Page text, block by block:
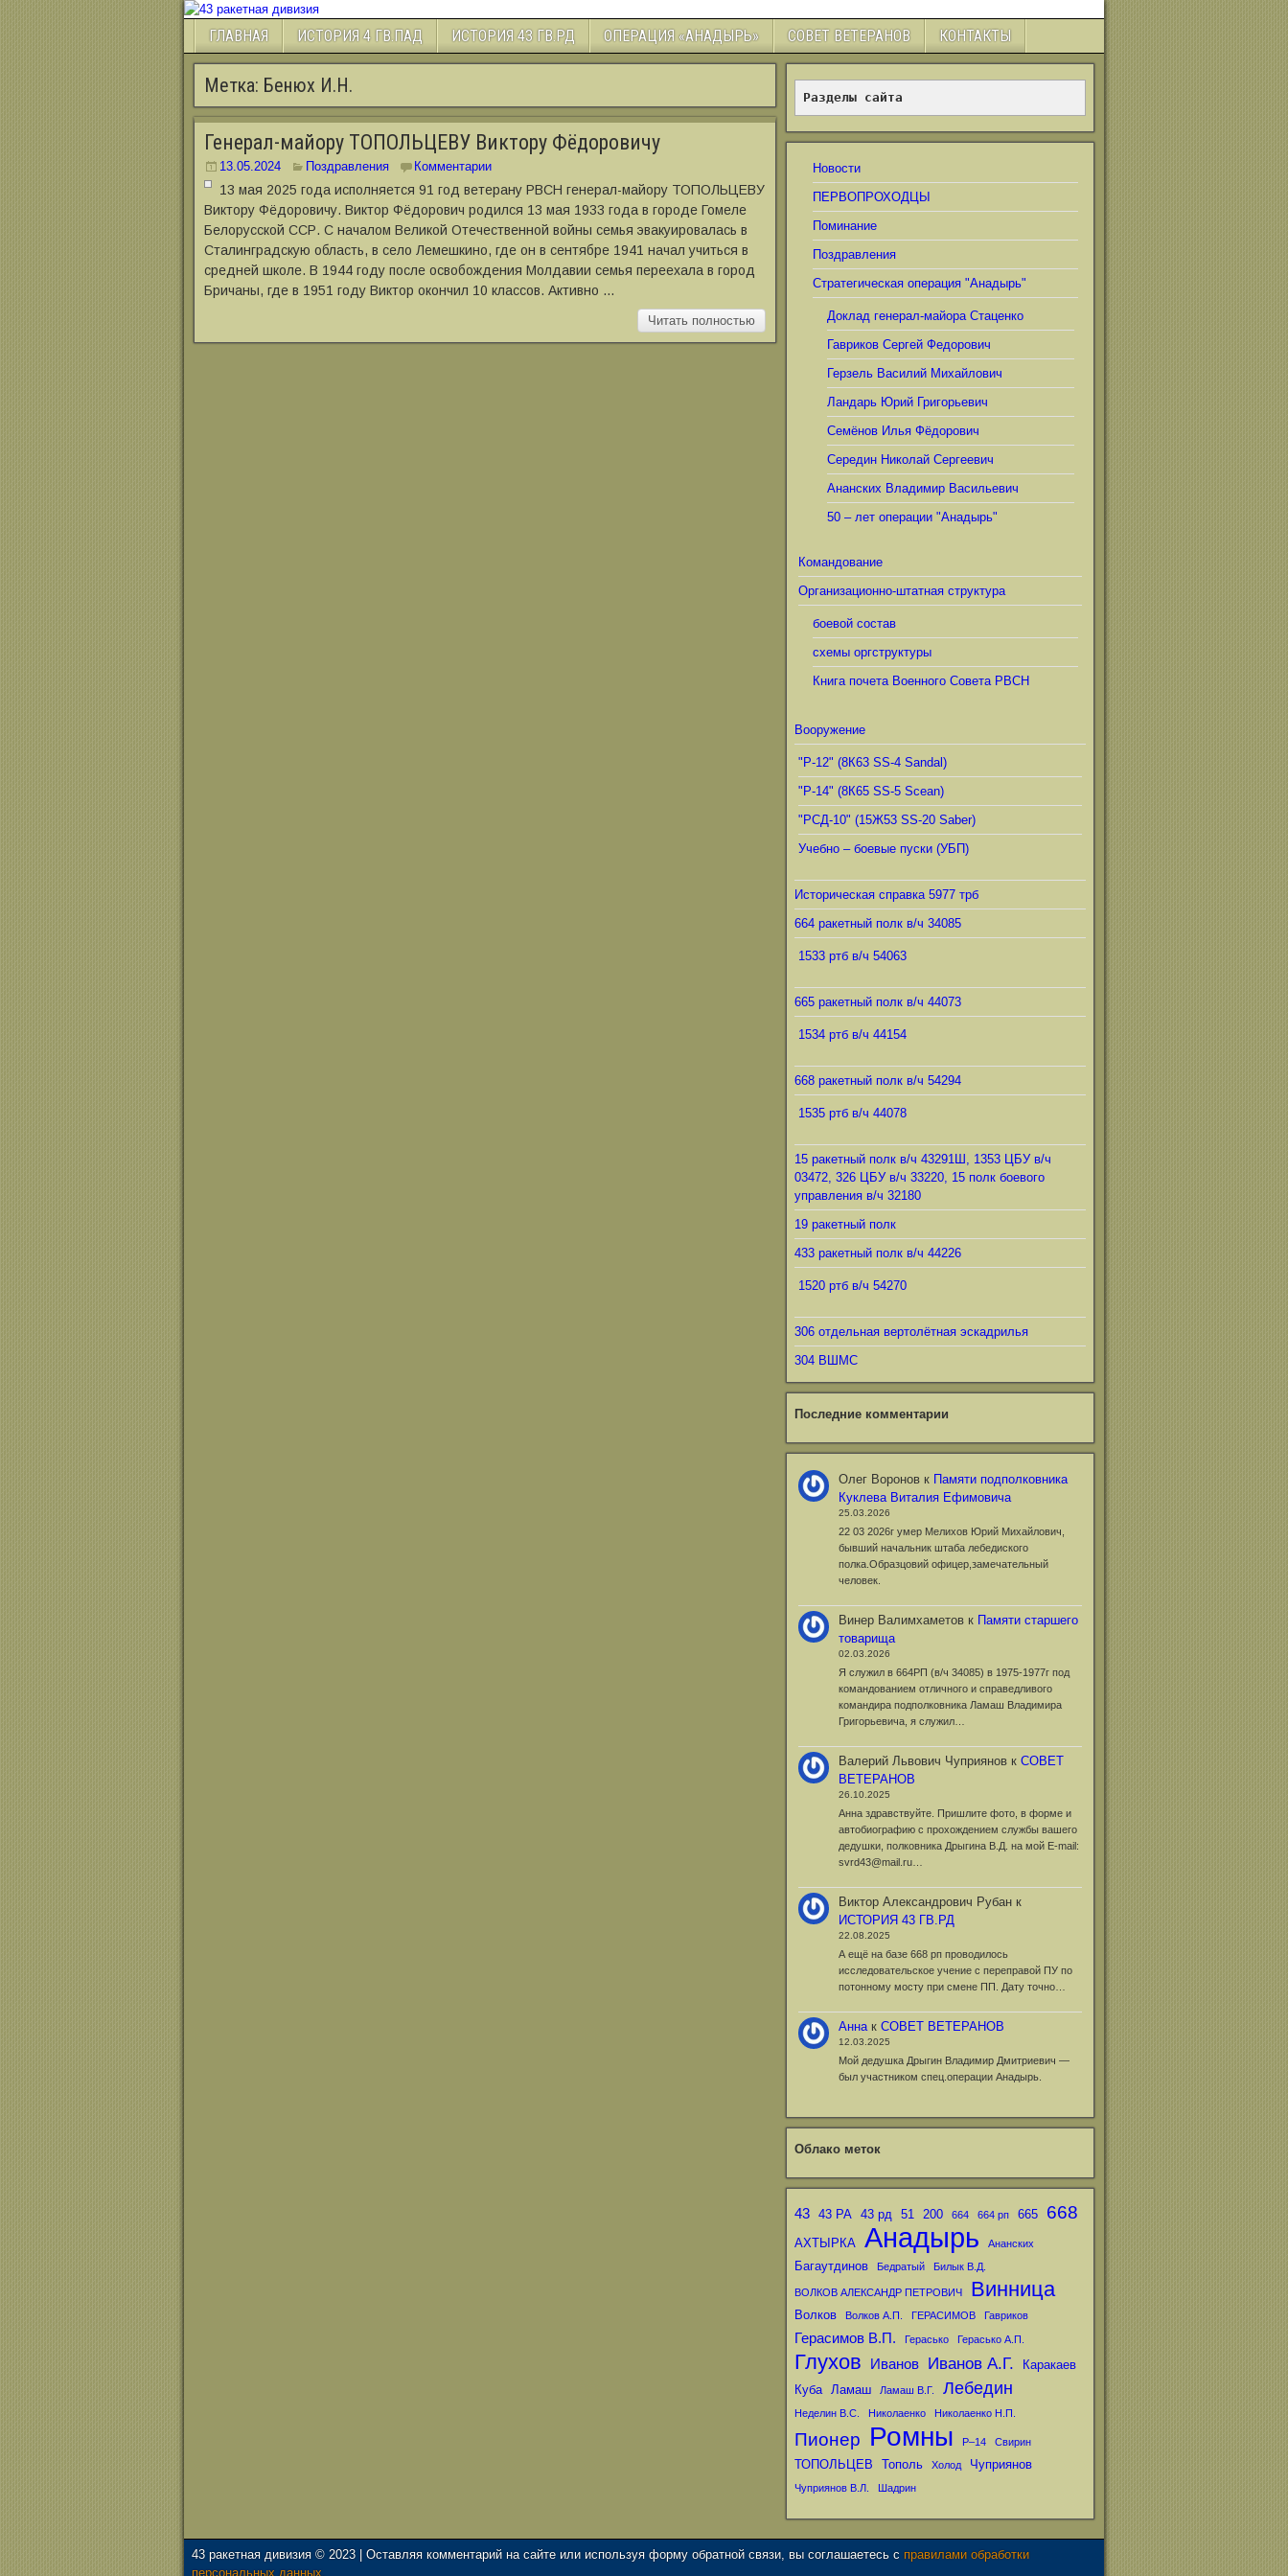
ГЛАВНАЯ ИСТОРИЯ 4 ГВ.ПАД ИСТОРИЯ 43 ГВ.РД ОПЕРАЦИЯ «АНАДЫРЬ» СОВЕТ ВЕТЕРАНОВ КОНТАКТЫ
Метка: Бенюх И.Н.
Генерал-майору ТОПОЛЬЦЕВУ Виктору Фёдоровичу
13.05.2024 Поздравления Комментарии
13 мая 2025 года исполняется 91 год ветерану РВСН генерал-майору ТОПОЛЬЦЕВУ
Виктору Фёдоровичу. Виктор Фёдорович родился 13 мая 1933 года в городе Гомеле
Белорусской ССР. С началом Великой Отечественной войны семья эвакуировалась в
Сталинградскую область, в село Лемешкино, где он в сентябре 1941 начал учиться в
средней школе. В 1944 году после освобождения Молдавии семья переехала в город
Бричаны, где в 1951 году Виктор окончил 10 классов. Активно …
Читать полностью
Разделы сайта
Новости
ПЕРВОПРОХОДЦЫ
Поминание
Поздравления
Стратегическая операция "Анадырь"
Доклад генерал-майора Стаценко
Гавриков Сергей Федорович
Герзель Василий Михайлович
Ландарь Юрий Григорьевич
Семёнов Илья Фёдорович
Середин Николай Сергеевич
Ананских Владимир Васильевич
50 – лет операции "Анадырь"
Командование
Организационно-штатная структура
боевой состав
схемы оргструктуры
Книга почета Военного Совета РВСН
Вооружение
"Р-12" (8К63 SS-4 Sandal)
"Р-14" (8К65 SS-5 Scean)
"РСД-10" (15Ж53 SS-20 Saber)
Учебно – боевые пуски (УБП)
Историческая справка 5977 трб
664 ракетный полк в/ч 34085
1533 ртб в/ч 54063
665 ракетный полк в/ч 44073
1534 ртб в/ч 44154
668 ракетный полк в/ч 54294
1535 ртб в/ч 44078
15 ракетный полк в/ч 43291Ш, 1353 ЦБУ в/ч
03472, 326 ЦБУ в/ч 33220, 15 полк боевого
управления в/ч 32180
19 ракетный полк
433 ракетный полк в/ч 44226
1520 ртб в/ч 54270
306 отдельная вертолётная эскадрилья
304 ВШМС
Последние комментарии
Олег Вороновк Памяти подполковника
Куклева Виталия Ефимовича
25.03.2026
22 03 2026г умер Мелихов Юрий Михайлович,
бывший начальник штаба лебедиского
полка.Образцовий офицер,замечательный
человек.
Винер Валимхаметовк Памяти старшего
товарища
02.03.2026
Я служил в 664РП (в/ч 34085) в 1975-1977г под
командованием отличного и справедливого
командира подполковника Ламаш Владимира
Григорьевича, я служил…
Валерий Львович Чуприяновк СОВЕТ
ВЕТЕРАНОВ
26.10.2025
Анна здравствуйте. Пришлите фото, в форме и
автобиографию с прохождением службы вашего
дедушки, полковника Дрыгина В.Д. на мой Е-mail:
svrd43@mail.ru…
Виктор Александрович Рубанк
ИСТОРИЯ 43 ГВ.РД
22.08.2025
А ещё на базе 668 рп проводилось
исследовательское учение с переправой ПУ по
потонному мосту при смене ПП. Дату точно…
Аннак СОВЕТ ВЕТЕРАНОВ
12.03.2025
Мой дедушка Дрыгин Владимир Дмитриевич —
был участником спец.операции Анадырь.
Облако меток
43 43 РА 43 рд 51 200 664 664 рп 665 668
АХТЫРКА Анадырь Ананских
Багаутдинов Бедратый Билык В.Д.
ВОЛКОВ АЛЕКСАНДР ПЕТРОВИЧ Винница
Волков Волков А.П. ГЕРАСИМОВ Гавриков
Герасимов В.П. Герасько Герасько А.П.
Глухов Иванов Иванов А.Г.
Каракаев
Куба
Ламаш Ламаш В.Г. Лебедин
Неделин В.С. Николаенко Николаенко Н.П.
Пионер Ромны Р–14 Свирин
ТОПОЛЬЦЕВ Тополь Холод Чуприянов
Чуприянов В.Л. Шадрин
43 ракетная дивизия © 2023 | Оставляя комментарий на сайте или используя форму обратной связи, вы соглашаетесь с правилами обработки
персональных данных.